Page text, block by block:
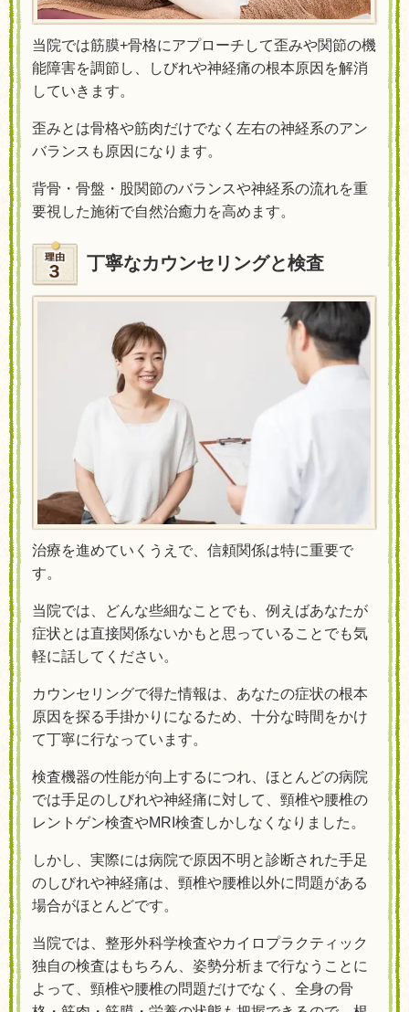
当院では筋膜+骨格にアプローチして歪みや関節の機
能障害を調節し、しびれや神経痛の根本原因を解消
していきます。
歪みとは骨格や筋肉だけでなく左右の神経系のアン
バランスも原因になります。
背骨・骨盤・股関節のバランスや神経系の流れを重
要視した施術で自然治癒力を高めます。
丁寧なカウンセリングと検査
治療を進めていくうえで、信頼関係は特に重要で
す。
当院では、どんな些細なことでも、例えばあなたが
症状とは直接関係ないかもと思っていることでも気
軽に話してください。
カウンセリングで得た情報は、あなたの症状の根本
原因を探る手掛かりになるため、十分な時間をかけ
て丁寧に行なっています。
検査機器の性能が向上するにつれ、ほとんどの病院
では手足のしびれや神経痛に対して、頸椎や腰椎の
レントゲン検査やMRI検査しかしなくなりました。
しかし、実際には病院で原因不明と診断された手足
のしびれや神経痛は、頸椎や腰椎以外に問題がある
場合がほとんどです。
当院では、整形外科学検査やカイロプラクティック
独自の検査はもちろん、姿勢分析まで行なうことに
よって、頸椎や腰椎の問題だけでなく、全身の骨